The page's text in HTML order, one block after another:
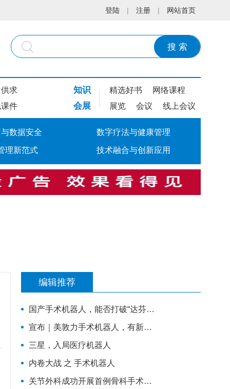
登陆 | 注册 | 网站首页
搜 索
供求
件
知识 精选好书 网络课程
会展 展览 会议 线上会议
数据安全 数字疗法与健康管理
理新范式 技术融合与创新应用
编辑推荐
国产手术机器人，能否打破“达芬奇”垄断
宣布｜美敦力手术机器人，有新布局
三星，入局医疗机器人
内卷大战 之 手术机器人
关节外科成功开展首例骨科手术机器人辅助下的人工膝关节表面置换术